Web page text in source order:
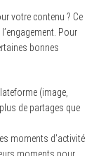
votre contenu ? Ce
Pour
bonnes
(image,
de partages que
moments d’activité
moments pour